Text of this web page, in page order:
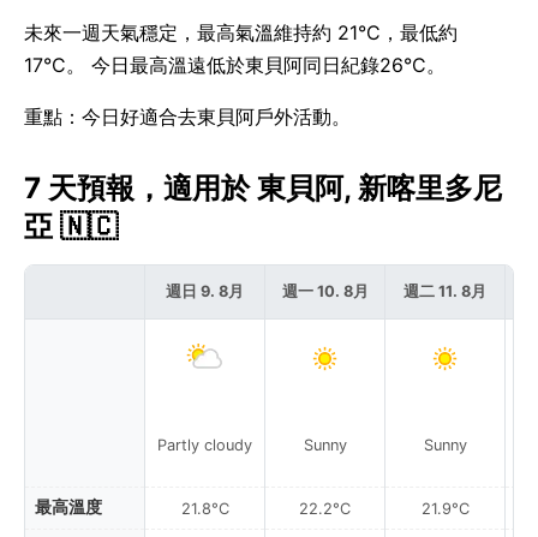
未來一週天氣穩定，最高氣溫維持約 21°C，最低約
17°C。 今日最高溫遠低於東貝阿同日紀錄26°C。
重點：今日好適合去東貝阿戶外活動。
7 天預報，適用於 東貝阿, 新喀里多尼
亞 🇳🇨
最高溫度
週日 9. 8月
Partly cloudy
21.8°C
週一 10. 8月
Sunny
22.2°C
週二 11. 8月
Sunny
21.9°C